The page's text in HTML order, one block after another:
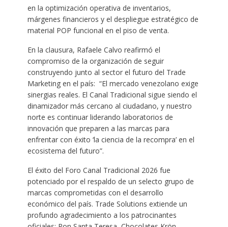
en la optimización operativa de inventarios,
márgenes financieros y el despliegue estratégico de
material POP funcional en el piso de venta.
En la clausura, Rafaele Calvo reafirmó el
compromiso de la organización de seguir
construyendo junto al sector el futuro del Trade
Marketing en el país: “El mercado venezolano exige
sinergias reales. El Canal Tradicional sigue siendo el
dinamizador más cercano al ciudadano, y nuestro
norte es continuar liderando laboratorios de
innovación que preparen a las marcas para
enfrentar con éxito ‘la ciencia de la recompra’ en el
ecosistema del futuro”.
El éxito del Foro Canal Tradicional 2026 fue
potenciado por el respaldo de un selecto grupo de
marcas comprometidas con el desarrollo
económico del país. Trade Solutions extiende un
profundo agradecimiento a los patrocinantes